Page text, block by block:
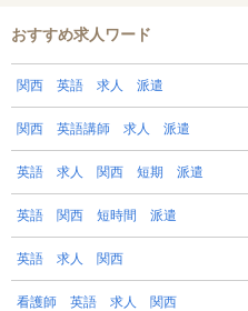
おすすめ求人ワード
関西 英語 求人 派遣
関西 英語講師 求人 派遣
英語 求人 関西 短期 派遣
英語 関西 短時間 派遣
英語 求人 関西
看護師 英語 求人 関西